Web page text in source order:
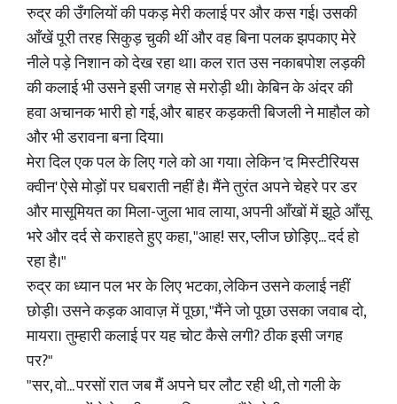
रुद्र की उँगलियों की पकड़ मेरी कलाई पर और कस गई। उसकी
आँखें पूरी तरह सिकुड़ चुकी थीं और वह बिना पलक झपकाए मेरे
नीले पड़े निशान को देख रहा था। कल रात उस नकाबपोश लड़की
की कलाई भी उसने इसी जगह से मरोड़ी थी। केबिन के अंदर की
हवा अचानक भारी हो गई, और बाहर कड़कती बिजली ने माहौल को
और भी डरावना बना दिया।
मेरा दिल एक पल के लिए गले को आ गया। लेकिन 'द मिस्टीरियस
क्वीन' ऐसे मोड़ों पर घबराती नहीं है। मैंने तुरंत अपने चेहरे पर डर
और मासूमियत का मिला-जुला भाव लाया, अपनी आँखों में झूठे आँसू
भरे और दर्द से कराहते हुए कहा, "आह! सर, प्लीज छोड़िए... दर्द हो
रहा है।"
रुद्र का ध्यान पल भर के लिए भटका, लेकिन उसने कलाई नहीं
छोड़ी। उसने कड़क आवाज़ में पूछा, "मैंने जो पूछा उसका जवाब दो,
मायरा। तुम्हारी कलाई पर यह चोट कैसे लगी? ठीक इसी जगह
पर?"
"सर, वो... परसों रात जब मैं अपने घर लौट रही थी, तो गली के